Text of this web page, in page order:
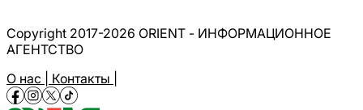
Copyright 2017-2026 ORIENT - ИНФОРМАЦИОННОЕ
АГЕНТСТВО
О нас | Контакты |